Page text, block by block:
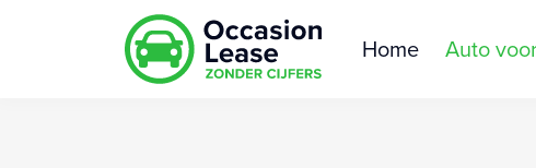
Home Auto